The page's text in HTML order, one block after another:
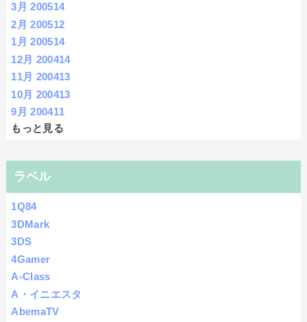
3月 200514
2月 200512
1月 200514
12月 200414
11月 200413
10月 200413
9月 200411
もっと見る
ラベル
1Q84
3DMark
3DS
4Gamer
A-Class
A・イニエスタ
AbemaTV